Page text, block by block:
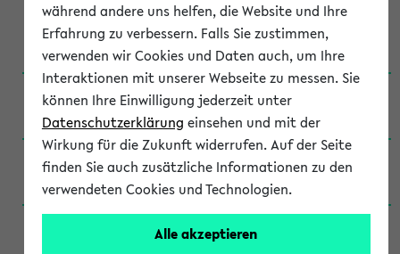
Anglistik: British and American Studies / B.A.
(Einschreibung bis WiSe 16/17)
Anglistik: British and American Studies / B.A.
(Einschreibung bis SoSe 2015)
Anglistik: British and American Studies / B.A.
(Einschreibung bis SoSe 2013)
Anglistik: British and American Studies / Ba
(Einschreibung bis SoSe 2011)
während andere uns helfen, die Website und Ihre
Erfahrung zu verbessern. Falls Sie zustimmen,
verwenden wir Cookies und Daten auch, um Ihre
Interaktionen mit unserer Webseite zu messen. Sie
können Ihre Einwilligung jederzeit unter
Datenschutzerklärung einsehen und mit der
Wirkung für die Zukunft widerrufen. Auf der Seite
finden Sie auch zusätzliche Informationen zu den
verwendeten Cookies und Technologien.
Alle akzeptieren